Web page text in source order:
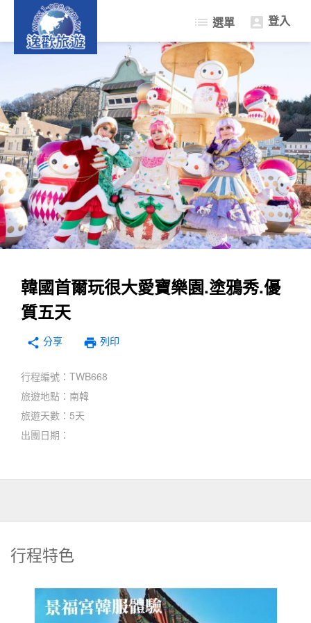
list 選單
限量促銷遊
日本樂遊遊
韓國樂遊遊
中南半島東南亞
自由行機+酒
簽證中心
 登入
韓國首爾玩很大愛寶樂園.塗鴉秀.優
質五天
share 分享 print 列印
行程編號：TWB668
旅遊地點：南韓
旅遊天數：5天
出團日期：
行程特色